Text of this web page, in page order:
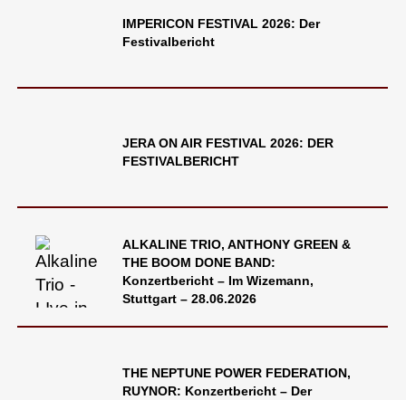
IMPERICON FESTIVAL 2026: Der
Festivalbericht
JERA ON AIR FESTIVAL 2026: DER
FESTIVALBERICHT
ALKALINE TRIO, ANTHONY GREEN &
THE BOOM DONE BAND:
Konzertbericht – Im Wizemann,
Stuttgart – 28.06.2026
THE NEPTUNE POWER FEDERATION,
RUYNOR: Konzertbericht – Der